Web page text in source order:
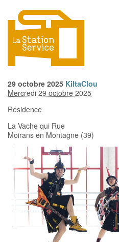
29 octobre 2025 KiltaClou
Mercredi 29 octobre 2025
Résidence
La Vache qui Rue
Moirans en Montagne (39)